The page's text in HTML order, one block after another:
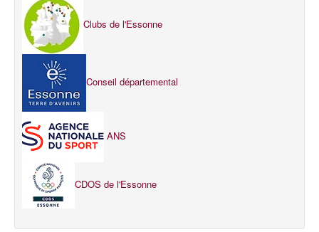
Clubs de l'Essonne
Conseil départemental
ANS
CDOS de l'Essonne